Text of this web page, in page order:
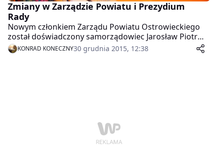
Zmiany w Zarządzie Powiatu i Prezydium
Rady
Nowym członkiem Zarządu Powiatu Ostrowieckiego
został doświadczony samorządowiec Jarosław Piotr
Kopański. Jego miejsce na stanowisku
wiceprzewodniczącego Rady Powiatu zajął Marek
KONRAD KONECZNY30 grudnia 2015, 12:38